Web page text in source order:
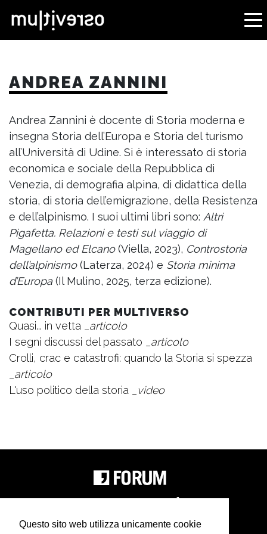
Questo sito web utilizza unicamente cookie
ANDREA ZANNINI
Andrea Zannini è docente di Storia moderna e
insegna Storia dell’Europa e Storia del turismo
all’Università di Udine. Si è interessato di storia
economica e sociale della Repubblica di
Venezia, di demografia alpina, di didattica della
storia, di storia dell’emigrazione, della Resistenza
e dell’alpinismo. I suoi ultimi libri sono: Altri
Pigafetta. Relazioni e testi sul viaggio di
Magellano ed Elcano(Viella, 2023), Controstoria
dell’alpinismo(Laterza, 2024) e Storia minima
d’Europa (Il Mulino, 2025, terza edizione).
CONTRIBUTI PER MULTIVERSO
Quasi... in vetta
_articolo
I segni discussi del passato
_articolo
Crolli, crac e catastrofi: quando la Storia si spezza
_articolo
L'uso politico della storia
_video